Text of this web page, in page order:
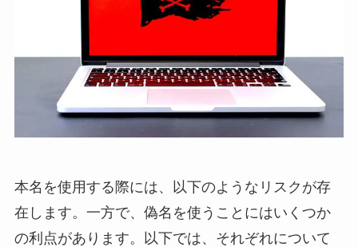
本名を使用する際には、以下のようなリスクが存
在します。一方で、偽名を使うことにはいくつか
の利点があります。以下では、それぞれについて